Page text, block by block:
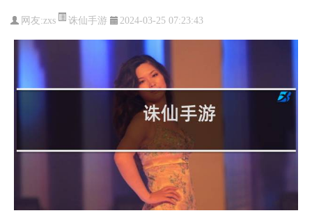
网友:zxs 诛仙手游 2024-03-25 07:23:43